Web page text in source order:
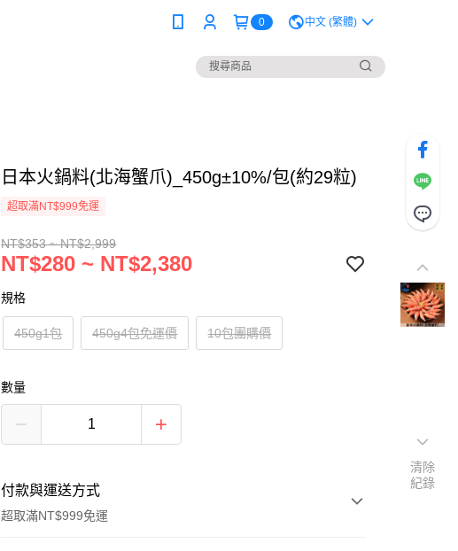
0 中文 (繁體)
日本火鍋料(北海蟹爪)_450g±10%/包(約29粒)
超取滿NT$999免運
NT$353 ~ NT$2,999
NT$280 ~ NT$2,380
規格
450g1包 450g4包免運價 10包團購價
數量
付款與運送方式
超取滿NT$999免運
清除
紀錄